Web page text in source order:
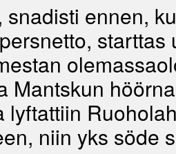
snadisti ennen,
starttas
Mantskun
lyftattiin
niin yks söde